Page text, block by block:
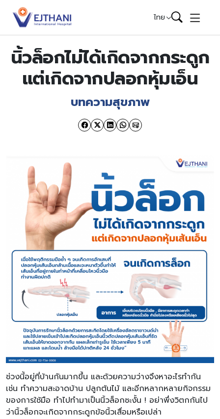
Skip to content
ไทย
นิ้วล็อกไม่ได้เกิดจากกระดูก
แต่เกิดจากปลอกหุ้มเอ็น
บทความสุขภาพ
ช่วงนี้อยู่ที่บ้านกันมากขึ้น และด้วยความว่างจึงหาอะไรทำกัน
เช่น ทำความสะอาดบ้าน ปลูกต้นไม้ และอีกหลากหลายกิจกรรม
ของการใช้มือ ทำไปทำมาเป็นนิ้วล็อกซะงั้น ! อย่าพึ่งวิตกกันไป
ว่านิ้วล็อกจะเกิดจากกระดูกข้อนิ้วเสื่อมหรือเปล่า